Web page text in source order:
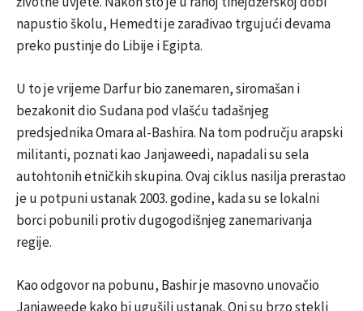
napustio školu, Hemedti je zarađivao trgujući devama
preko pustinje do Libije i Egipta.
U to je vrijeme Darfur bio zanemaren, siromašan i
bezakonit dio Sudana pod vlašću tadašnjeg
predsjednika Omara al-Bashira. Na tom području arapski
militanti, poznati kao Janjaweedi, napadali su sela
autohtonih etničkih skupina. Ovaj ciklus nasilja prerastao
je u potpuni ustanak 2003. godine, kada su se lokalni
borci pobunili protiv dugogodišnjeg zanemarivanja
regije.
Kao odgovor na pobunu, Bashir je masovno unovačio
Janjaweede kako bi ugušili ustanak. Oni su brzo stekli